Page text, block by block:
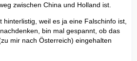
zwischen China und Holland ist.
hinterlistig, weil es ja eine Falschinfo ist,
bin mal gespannt, ob das
mir nach Österreich) eingehalten